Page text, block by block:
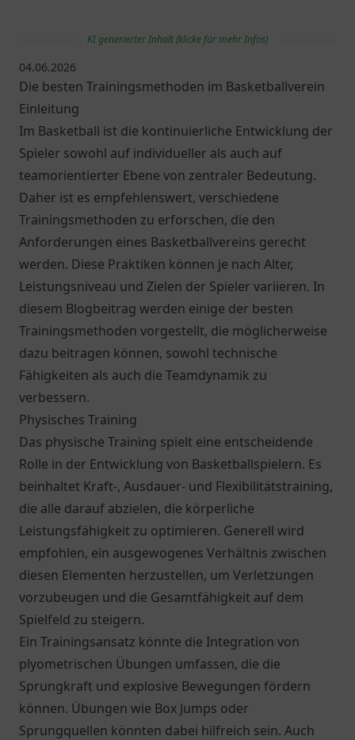
KI generierter Inhalt (klicke für mehr Infos)
04.06.2026
Die besten Trainingsmethoden im Basketballverein
Einleitung
Im Basketball ist die kontinuierliche Entwicklung der
Spieler sowohl auf individueller als auch auf
teamorientierter Ebene von zentraler Bedeutung.
Daher ist es empfehlenswert, verschiedene
Trainingsmethoden zu erforschen, die den
Anforderungen eines Basketballvereins gerecht
werden. Diese Praktiken können je nach Alter,
Leistungsniveau und Zielen der Spieler variieren. In
diesem Blogbeitrag werden einige der besten
Trainingsmethoden vorgestellt, die möglicherweise
dazu beitragen können, sowohl technische
Fähigkeiten als auch die Teamdynamik zu
verbessern.
Physisches Training
Das physische Training spielt eine entscheidende
Rolle in der Entwicklung von Basketballspielern. Es
beinhaltet Kraft-, Ausdauer- und Flexibilitätstraining,
die alle darauf abzielen, die körperliche
Leistungsfähigkeit zu optimieren. Generell wird
empfohlen, ein ausgewogenes Verhältnis zwischen
diesen Elementen herzustellen, um Verletzungen
vorzubeugen und die Gesamtfähigkeit auf dem
Spielfeld zu steigern.
Ein Trainingsansatz könnte die Integration von
plyometrischen Übungen umfassen, die die
Sprungkraft und explosive Bewegungen fördern
können. Übungen wie Box Jumps oder
Sprungquellen könnten dabei hilfreich sein. Auch